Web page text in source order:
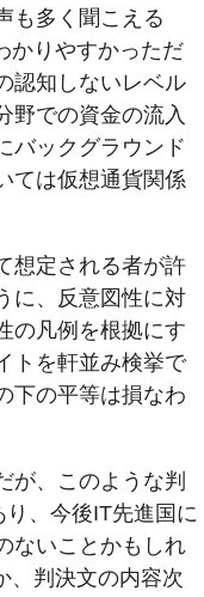
も多く聞こえる
かりやすかっただ
認知しないレベル
野での資金の流入
バックグラウンド
ては仮想通貨関係
想定される者が許
に、反意図性に対
の凡例を根拠にす
トを軒並み検挙で
下の平等は損なわ
が、このような判
り、今後IT先進国に
ないことかもしれ
、判決文の内容次